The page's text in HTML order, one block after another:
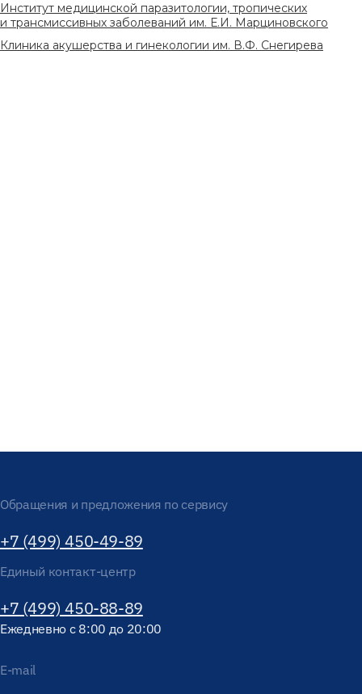
Институт медицинской паразитологии, тропических
и трансмиссивных заболеваний им. Е.И. Марциновского
Клиника акушерства и гинекологии им. В.Ф. Снегирева
Обращения и предложения по сервису
+7 (499) 450-49-89
Единый контакт-центр
+7 (499) 450-88-89
Ежедневно с 8:00 до 20:00
E-mail